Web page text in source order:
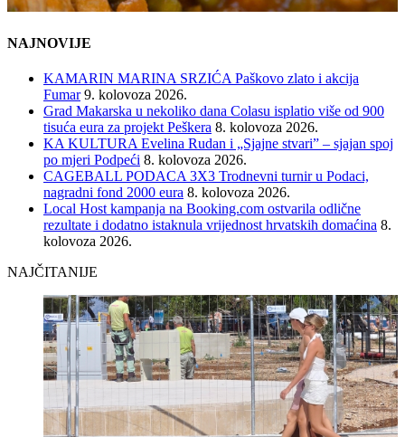
NAJNOVIJE
KAMARIN MARINA SRZIĆA Paškovo zlato i akcija
Fumar 9. kolovoza 2026.
Grad Makarska u nekoliko dana Colasu isplatio više od 900
tisuća eura za projekt Peškera 8. kolovoza 2026.
KA KULTURA Evelina Rudan i „Sjajne stvari” – sjajan spoj
po mjeri Podpeći 8. kolovoza 2026.
CAGEBALL PODACA 3X3 Trodnevni turnir u Podaci,
nagradni fond 2000 eura 8. kolovoza 2026.
Local Host kampanja na Booking.com ostvarila odlične
rezultate i dodatno istaknula vrijednost hrvatskih domaćina 8.
kolovoza 2026.
NAJČITANIJE